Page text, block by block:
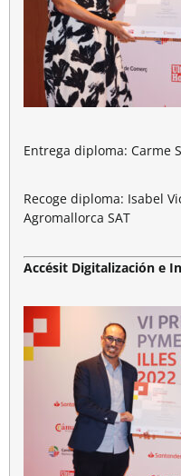
Entrega diploma: Carme
Recoge diploma: Isabel
Agromallorca SAT
Accésit Digitalización e